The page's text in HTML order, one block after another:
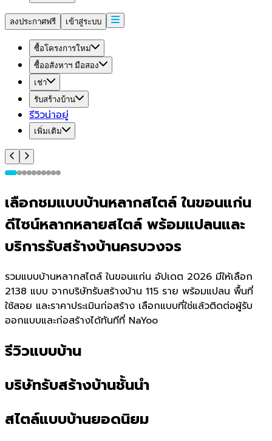
ลงประกาศฟรี เข้าสู่ระบบ
ซื้อโครงการใหม่
ซื้ออสังหาฯ มือสอง
เช่า
รับสร้างบ้าน
รีวิวน่าอยู่
เพิ่มเติม
เลือกชมแบบบ้านหลากสไตล์ ในขอนแก่น
ดีไซน์หลากหลายสไตล์ พร้อมแปลนและ
บริการรับสร้างบ้านครบวงจร
รวมแบบบ้านหลากสไตล์ ในขอนแก่น อัปเดต 2026 มีให้เลือก
2138 แบบ จากบริษัทรับสร้างบ้าน 115 ราย พร้อมแปลน พื้นที่
ใช้สอย และราคาประเมินก่อสร้าง เลือกแบบที่ใช่แล้วติดต่อผู้รับ
ออกแบบและก่อสร้างได้ทันทีที่ NaYoo
รีวิวแบบบ้าน
บริษัทรับสร้างบ้านชั้นนำ
สไตล์แบบบ้านยอดนิยม